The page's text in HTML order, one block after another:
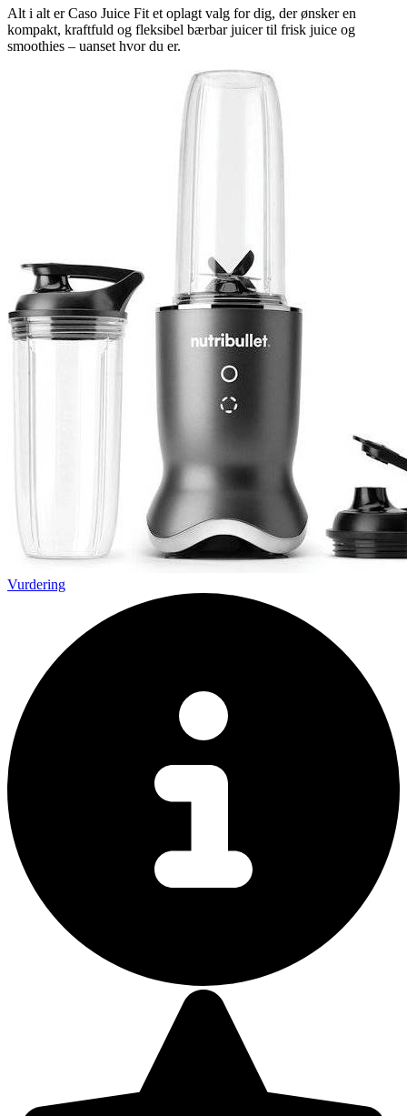
Alt i alt er Caso Juice Fit et oplagt valg for dig, der ønsker en
kompakt, kraftfuld og fleksibel bærbar juicer til frisk juice og
smoothies – uanset hvor du er.
Vurdering